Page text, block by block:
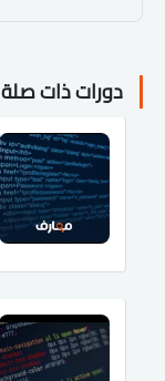
دورات ذات صلة